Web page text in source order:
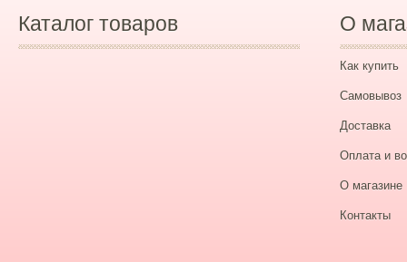
Каталог товаров О
Как купить
Самовывоз
Доставка
Оплата и
О магазине
Контакты